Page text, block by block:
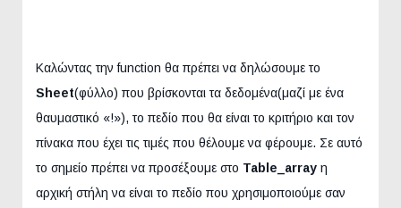
Καλώντας την function θα πρέπει να δηλώσουμε το
Sheet(φύλλο) που βρίσκονται τα δεδομένα(μαζί με ένα
θαυμαστικό «!»), το πεδίο που θα είναι το κριτήριο και τον
πίνακα που έχει τις τιμές που θέλουμε να φέρουμε. Σε αυτό
το σημείο πρέπει να προσέξουμε στο Table_array η
αρχική στήλη να είναι το πεδίο που χρησιμοποιούμε σαν